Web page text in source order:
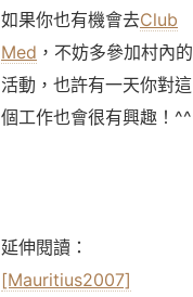
如果你也有機會去Club
Med ，不妨多參加村內的
活動，也許有一天你對這
個工作也會很有興趣！^^
延伸閱讀：
[Mauritius2007]